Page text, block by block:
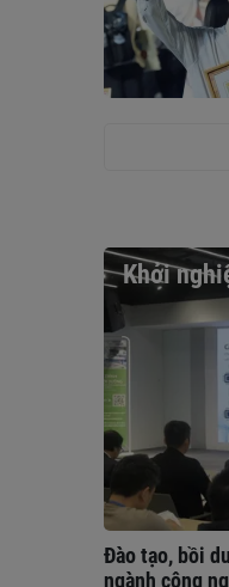
Khởi
Đào tạo, bồi
ngành công